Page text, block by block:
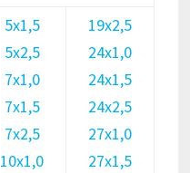
5х1,5
5х2,5
7х1,0
7х1,5
7х2,5
10х1,0
19х2,5
24х1,0
24х1,5
24х2,5
27х1,0
27х1,5